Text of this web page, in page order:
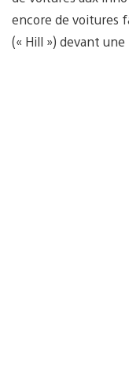
encore de voitures
(« Hill ») devant